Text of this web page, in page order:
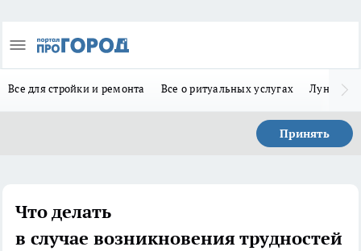
Все для стройки и ремонта Все о ритуальных услугах Лунно-
Принять
Что делать
в случае возникновения трудностей